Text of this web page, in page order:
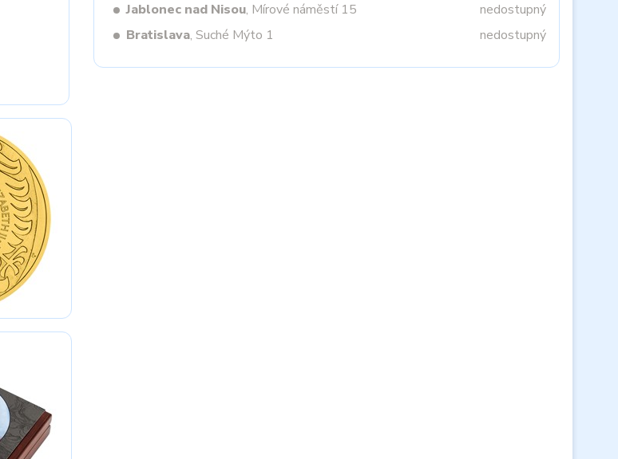
Jablonec nad Nisou, Mírové náměstí 15
nedostupný
Bratislava, Suché Mýto 1 nedostupný